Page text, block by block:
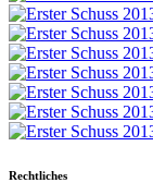
Rechtliches